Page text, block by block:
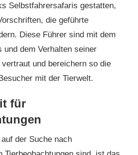
Selbstfahrersafaris gestatten,
die geführte
Diese Führer sind mit dem
und dem Verhalten seiner
und bereichern so die
mit der Tierwelt.
für
der Suche nach